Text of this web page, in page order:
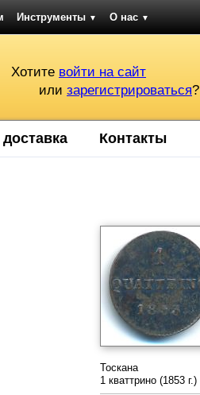
Инструменты ▼ О нас ▼
Хотите войти на сайт
или зарегистрироваться?
Контакты
Тоскана
1 кваттрино (1853 г.)